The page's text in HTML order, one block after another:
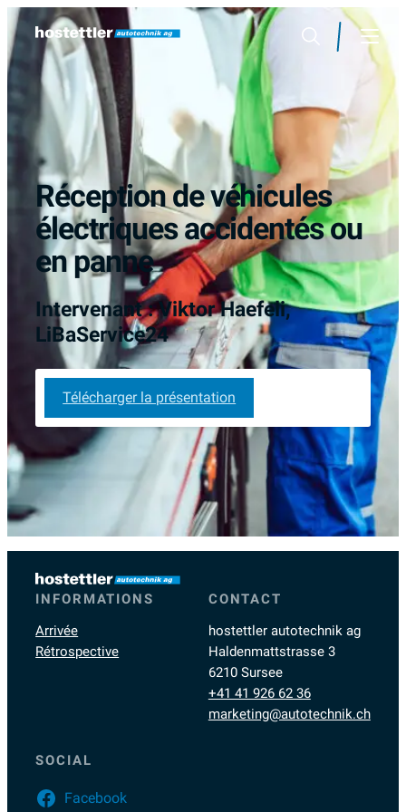
Sauter
au
contenu
Menu
Rechercher
Réception de véhicules
électriques accidentés ou
en panne
Intervenant : Viktor Haefeli,
LiBaService24
Télécharger la présentation
INFORMATIONS
Arrivée
Rétrospective
CONTACT
hostettler autotechnik ag
Haldenmattstrasse 3
6210 Sursee
+41 41 926 62 36
marketing@autotechnik.ch
SOCIAL
Facebook